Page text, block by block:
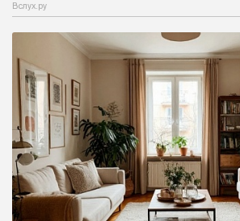
Вслух.ру